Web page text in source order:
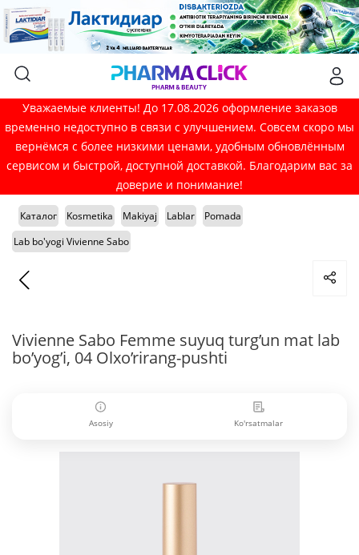
Уважаемые клиенты! До 17.08.2026 оформление заказов
временно недоступно в связи с улучшением. Совсем скоро мы
вернёмся с более низкими ценами, удобным обновлённым
сервисом и быстрой, доступной доставкой. Благодарим вас за
доверие и понимание!
Каталог Kosmetika Makiyaj Lablar
Pomada
Lab bo'yogi Vivienne Sabo
Vivienne Sabo Femme suyuq turg’un mat lab
bo’yog’i, 04 Olxo’rirang-pushti
Asosiy Ko'rsatmalar